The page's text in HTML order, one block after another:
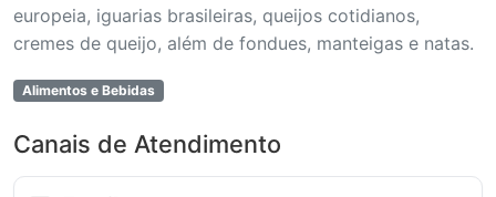
europeia, iguarias brasileiras, queijos cotidianos,
cremes de queijo, além de fondues, manteigas e natas.
Alimentos e Bebidas
Canais de Atendimento